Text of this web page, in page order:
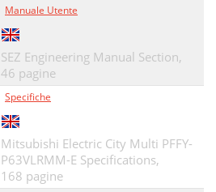
Manuale Utente
SEZ Engineering Manual Section,
46 pagine
Specifiche
Mitsubishi Electric City Multi PFFY-
P63VLRMM-E Specifications,
168 pagine